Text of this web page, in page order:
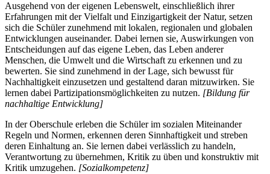
Ausgehend von der eigenen Lebenswelt, einschließlich ihrer
Erfahrungen mit der Vielfalt und Einzigartigkeit der Natur, setzen
sich die Schüler zunehmend mit lokalen, regionalen und globalen
Entwicklungen auseinander. Dabei lernen sie, Auswirkungen von
Entscheidungen auf das eigene Leben, das Leben anderer
Menschen, die Umwelt und die Wirtschaft zu erkennen und zu
bewerten. Sie sind zunehmend in der Lage, sich bewusst für
Nachhaltigkeit einzusetzen und gestaltend daran mitzuwirken. Sie
lernen dabei Partizipationsmöglichkeiten zu nutzen. [Bildung für
nachhaltige Entwicklung]
In der Oberschule erleben die Schüler im sozialen Miteinander
Regeln und Normen, erkennen deren Sinnhaftigkeit und streben
deren Einhaltung an. Sie lernen dabei verlässlich zu handeln,
Verantwortung zu übernehmen, Kritik zu üben und konstruktiv mit
Kritik umzugehen. [Sozialkompetenz]